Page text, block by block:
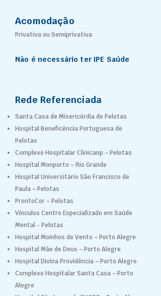
Acomodação
Privativa ou Semiprivativa
Não é necessário ter IPE Saúde
Rede Referenciada
Santa Casa de Misericórdia de Pelotas
Hospital Beneficência Portuguesa de
Pelotas
Complexo Hospitalar Clinicanp – Pelotas
Hospital Monporto – Rio Grande
Hospital Universitário São Francisco de
Paula – Pelotas
ProntoCor – Pelotas
Vínculos Centro Especializado em Saúde
Mental - Pelotas
Hospital Moinhos de Vento – Porto Alegre
Hospital Mãe de Deus – Porto Alegre
Hospital Divina Providência – Porto Alegre
Complexo Hospitalar Santa Casa – Porto
Alegre